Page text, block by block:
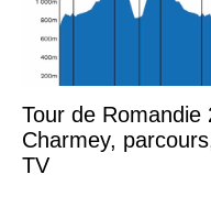
Tour de
Charmey,
TV